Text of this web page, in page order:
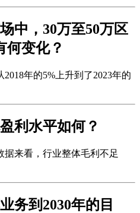
中，30万至50万区
何变化？
年的5%上升到了2023年的
利水平如何？
据来看，行业整体毛利不足
务到2030年的目